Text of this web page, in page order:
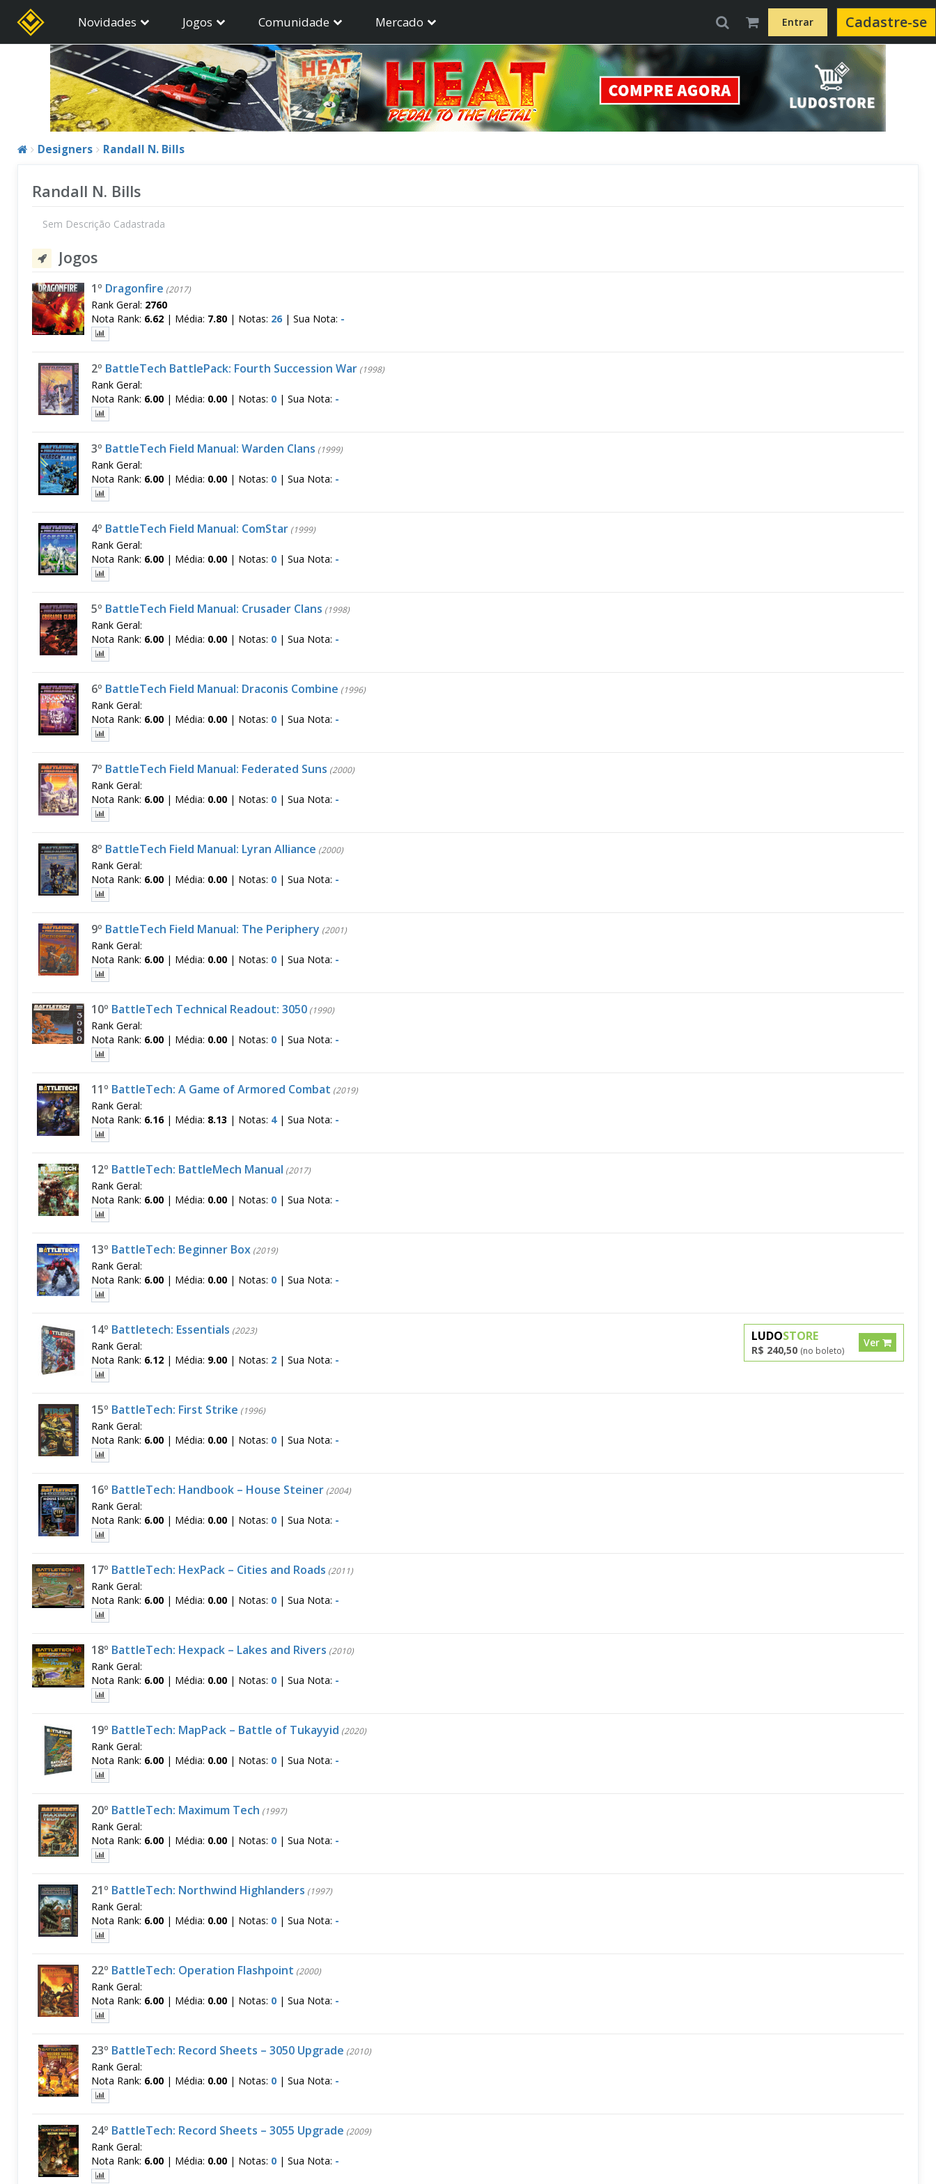
Novidades Jogos Comunidade Mercado Entrar Cadastre-se
Designers Randall N. Bills
Randall N. Bills
Sem Descrição Cadastrada
Jogos
1º Dragonfire (2017)
Rank Geral: 2760
Nota Rank: 6.62 | Média: 7.80 | Notas: 26 | Sua Nota: -
2º BattleTech BattlePack: Fourth Succession War (1998)
Rank Geral:
Nota Rank: 6.00 | Média: 0.00 | Notas: 0 | Sua Nota: -
3º BattleTech Field Manual: Warden Clans (1999)
Rank Geral:
Nota Rank: 6.00 | Média: 0.00 | Notas: 0 | Sua Nota: -
4º BattleTech Field Manual: ComStar (1999)
Rank Geral:
Nota Rank: 6.00 | Média: 0.00 | Notas: 0 | Sua Nota: -
5º BattleTech Field Manual: Crusader Clans (1998)
Rank Geral:
Nota Rank: 6.00 | Média: 0.00 | Notas: 0 | Sua Nota: -
6º BattleTech Field Manual: Draconis Combine (1996)
Rank Geral:
Nota Rank: 6.00 | Média: 0.00 | Notas: 0 | Sua Nota: -
7º BattleTech Field Manual: Federated Suns (2000)
Rank Geral:
Nota Rank: 6.00 | Média: 0.00 | Notas: 0 | Sua Nota: -
8º BattleTech Field Manual: Lyran Alliance (2000)
Rank Geral:
Nota Rank: 6.00 | Média: 0.00 | Notas: 0 | Sua Nota: -
9º BattleTech Field Manual: The Periphery (2001)
Rank Geral:
Nota Rank: 6.00 | Média: 0.00 | Notas: 0 | Sua Nota: -
10º BattleTech Technical Readout: 3050 (1990)
Rank Geral:
Nota Rank: 6.00 | Média: 0.00 | Notas: 0 | Sua Nota: -
11º BattleTech: A Game of Armored Combat (2019)
Rank Geral:
Nota Rank: 6.16| Média: 8.13 | Notas: 4| Sua Nota: -
12º BattleTech: BattleMech Manual (2017)
Rank Geral:
Nota Rank: 6.00 | Média: 0.00 | Notas: 0 | Sua Nota: -
13º BattleTech: Beginner Box (2019)
Rank Geral:
Nota Rank: 6.00 | Média: 0.00 | Notas: 0 | Sua Nota: -
14º Battletech: Essentials (2023)
Rank Geral:
Nota Rank: 6.12 | Média: 9.00 | Notas: 2 | Sua Nota: -
LUDOSTORE
R$ 240,50 (no boleto)
Ver
15º BattleTech: First Strike (1996)
Rank Geral:
Nota Rank: 6.00 | Média: 0.00 | Notas: 0 | Sua Nota: -
16º BattleTech: Handbook – House Steiner (2004)
Rank Geral:
Nota Rank: 6.00 | Média: 0.00 | Notas: 0 | Sua Nota: -
17º BattleTech: HexPack – Cities and Roads (2011)
Rank Geral:
Nota Rank: 6.00 | Média: 0.00 | Notas: 0 | Sua Nota: -
18º BattleTech: Hexpack – Lakes and Rivers (2010)
Rank Geral:
Nota Rank: 6.00 | Média: 0.00 | Notas: 0 | Sua Nota: -
19º BattleTech: MapPack – Battle of Tukayyid (2020)
Rank Geral:
Nota Rank: 6.00 | Média: 0.00 | Notas: 0 | Sua Nota: -
20º BattleTech: Maximum Tech (1997)
Rank Geral:
Nota Rank: 6.00 | Média: 0.00 | Notas: 0 | Sua Nota: -
21º BattleTech: Northwind Highlanders (1997)
Rank Geral:
Nota Rank: 6.00 | Média: 0.00 | Notas: 0 | Sua Nota: -
22º BattleTech: Operation Flashpoint (2000)
Rank Geral:
Nota Rank: 6.00 | Média: 0.00 | Notas: 0 | Sua Nota: -
23º BattleTech: Record Sheets – 3050 Upgrade (2010)
Rank Geral:
Nota Rank: 6.00 | Média: 0.00 | Notas: 0 | Sua Nota: -
24º BattleTech: Record Sheets – 3055 Upgrade (2009)
Rank Geral:
Nota Rank: 6.00 | Média: 0.00 | Notas: 0 | Sua Nota: -